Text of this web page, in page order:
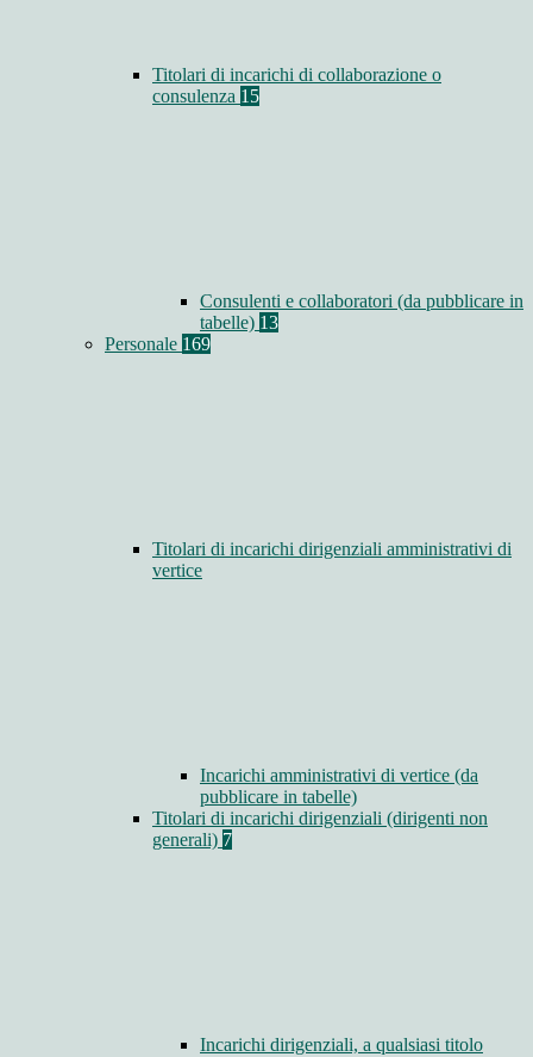
Titolari di incarichi di collaborazione o
consulenza 15
Consulenti e collaboratori (da pubblicare in
tabelle) 13
Personale 169
Titolari di incarichi dirigenziali amministrativi di
vertice
Incarichi amministrativi di vertice (da
pubblicare in tabelle)
Titolari di incarichi dirigenziali (dirigenti non
generali) 7
Incarichi dirigenziali, a qualsiasi titolo